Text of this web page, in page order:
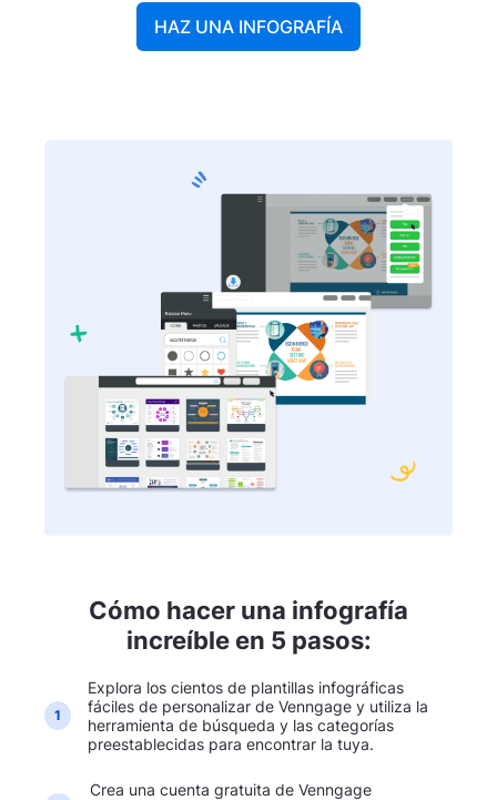
HAZ UNA INFOGRAFÍA
Cómo hacer una infografía
increíble en 5 pasos:
1
Explora los cientos de plantillas infográficas
fáciles de personalizar de Venngage y utiliza la
herramienta de búsqueda y las categorías
preestablecidas para encontrar la tuya.
Crea una cuenta gratuita de Venngage